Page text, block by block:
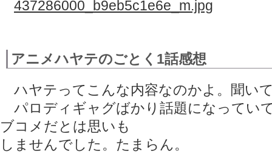
アニメハヤテのごとく1話感想
ハヤテってこんな内容なのかよ。聞い
パロディギャグばかり話題になってい
ブコメだとは思いも
しませんでした。たまらん。